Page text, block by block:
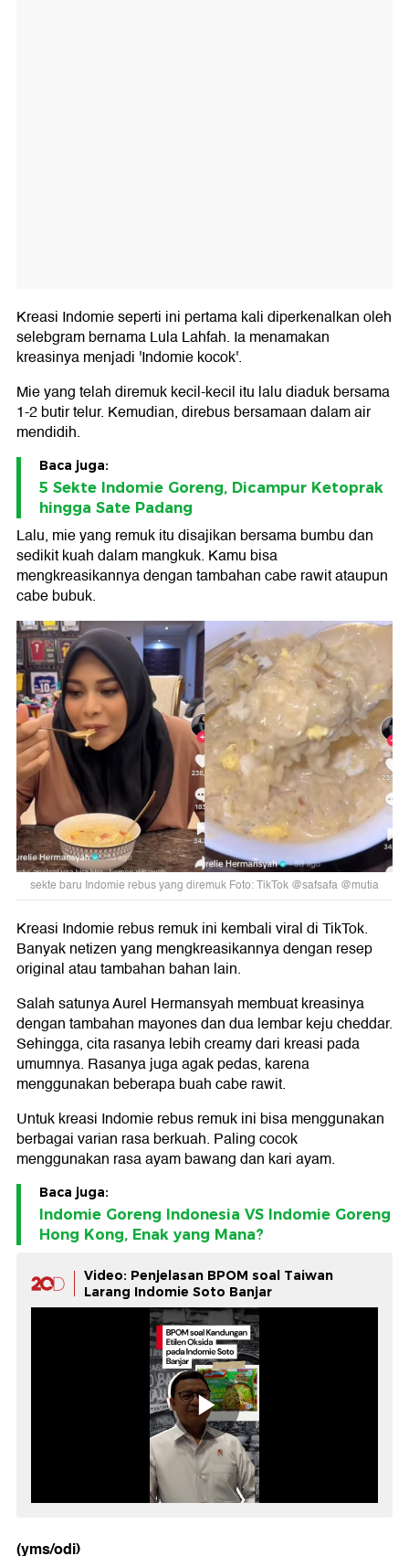
Kreasi Indomie seperti ini pertama kali diperkenalkan oleh
selebgram bernama Lula Lahfah. Ia menamakan
kreasinya menjadi 'Indomie kocok'.
Mie yang telah diremuk kecil-kecil itu lalu diaduk bersama
1-2 butir telur. Kemudian, direbus bersamaan dalam air
mendidih.
Baca juga:
5 Sekte Indomie Goreng, Dicampur Ketoprak
hingga Sate Padang
Lalu, mie yang remuk itu disajikan bersama bumbu dan
sedikit kuah dalam mangkuk. Kamu bisa
mengkreasikannya dengan tambahan cabe rawit ataupun
cabe bubuk.
sekte baru Indomie rebus yang diremuk Foto: TikTok @safsafa @mutia
Kreasi Indomie rebus remuk ini kembali viral di TikTok.
Banyak netizen yang mengkreasikannya dengan resep
original atau tambahan bahan lain.
Salah satunya Aurel Hermansyah membuat kreasinya
dengan tambahan mayones dan dua lembar keju cheddar.
Sehingga, cita rasanya lebih creamy dari kreasi pada
umumnya. Rasanya juga agak pedas, karena
menggunakan beberapa buah cabe rawit.
Untuk kreasi Indomie rebus remuk ini bisa menggunakan
berbagai varian rasa berkuah. Paling cocok
menggunakan rasa ayam bawang dan kari ayam.
Baca juga:
Indomie Goreng Indonesia VS Indomie Goreng
Hong Kong, Enak yang Mana?
Video: Penjelasan BPOM soal Taiwan
Larang Indomie Soto Banjar
(yms/odi)